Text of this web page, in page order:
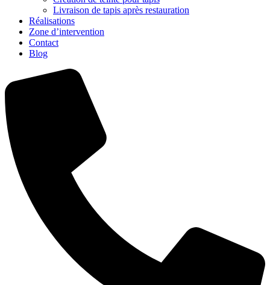
Livraison de tapis après restauration
Réalisations
Zone d’intervention
Contact
Blog